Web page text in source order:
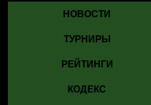
НОВОСТИ
ТУРНИРЫ
РЕЙТИНГИ
КОДЕКС